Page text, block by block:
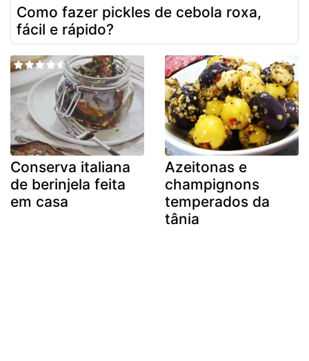
Como fazer pickles de cebola roxa,
fácil e rápido?
Conserva italiana
de berinjela feita
em casa
Azeitonas e
champignons
temperados da
tânia